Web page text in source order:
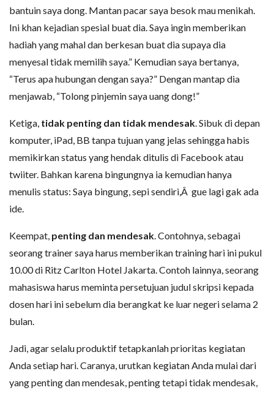
bantuin saya dong. Mantan pacar saya besok mau menikah.
Ini khan kejadian spesial buat dia. Saya ingin memberikan
hadiah yang mahal dan berkesan buat dia supaya dia
menyesal tidak memilih saya.” Kemudian saya bertanya,
“Terus apa hubungan dengan saya?” Dengan mantap dia
menjawab, “Tolong pinjemin saya uang dong!”
Ketiga, tidak penting dan tidak mendesak. Sibuk di depan
komputer, iPad, BB tanpa tujuan yang jelas sehingga habis
memikirkan status yang hendak ditulis di Facebook atau
twiiter. Bahkan karena bingungnya ia kemudian hanya
menulis status: Saya bingung, sepi sendiri,Â gue lagi gak ada
ide.
Keempat, penting dan mendesak. Contohnya, sebagai
seorang trainer saya harus memberikan training hari ini pukul
10.00 di Ritz Carlton Hotel Jakarta. Contoh lainnya, seorang
mahasiswa harus meminta persetujuan judul skripsi kepada
dosen hari ini sebelum dia berangkat ke luar negeri selama 2
bulan.
Jadi, agar selalu produktif tetapkanlah prioritas kegiatan
Anda setiap hari. Caranya, urutkan kegiatan Anda mulai dari
yang penting dan mendesak, penting tetapi tidak mendesak,